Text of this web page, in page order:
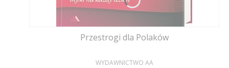
Przestrogi dla Polaków
PRODUCENT
WYDAWNICTWO AA